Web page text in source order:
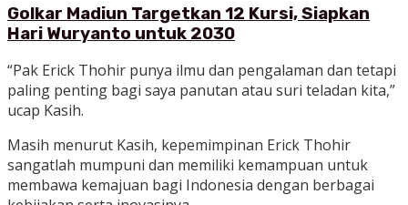
Golkar Madiun Targetkan 12 Kursi, Siapkan
Hari Wuryanto untuk 2030
“Pak Erick Thohir punya ilmu dan pengalaman dan tetapi
paling penting bagi saya panutan atau suri teladan kita,”
ucap Kasih.
Masih menurut Kasih, kepemimpinan Erick Thohir
sangatlah mumpuni dan memiliki kemampuan untuk
membawa kemajuan bagi Indonesia dengan berbagai